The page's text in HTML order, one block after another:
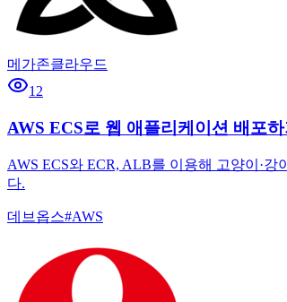
메가존클라우드
12
AWS ECS로 웹 애플리케이션 배포하
AWS ECS와 ECR, ALB를 이용해 고양이·
다.
데브옵스#AWS